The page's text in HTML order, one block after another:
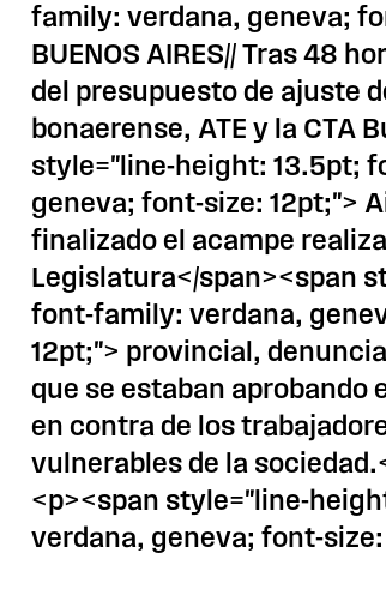
family: verdana, geneva;
BUENOS AIRES// Tras 48
del presupuesto de ajuste
bonaerense, ATE y la CTA
style="line-height: 13.5pt;
geneva; font-size: 12pt;">
finalizado el acampe
Legislatura</span><span
font-family: verdana,
12pt;"> provincial,
que se estaban aprobando
en contra de los
vulnerables de la
<p><span style="line-
verdana, geneva; font-size: